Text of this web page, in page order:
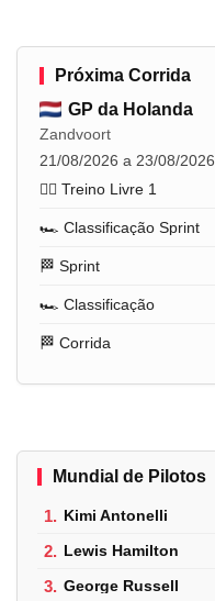
Próxima Corrida
GP da Holanda
Zandvoort
21/08/2026 a 23/08/2026
🏋️‍♂️ Treino Livre 1
🏎️ Classificação Sprint
🏁 Sprint
🏎️ Classificação
🏁 Corrida
Mundial de Pilotos
1. Kimi Antonelli
2. Lewis Hamilton
3. George Russell